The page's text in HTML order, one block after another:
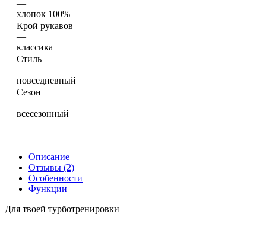
—
хлопок 100%
Крой рукавов
—
классика
Стиль
—
повседневный
Сезон
—
всесезонный
Описание
Отзывы (2)
Особенности
Функции
Для твоей турботренировки